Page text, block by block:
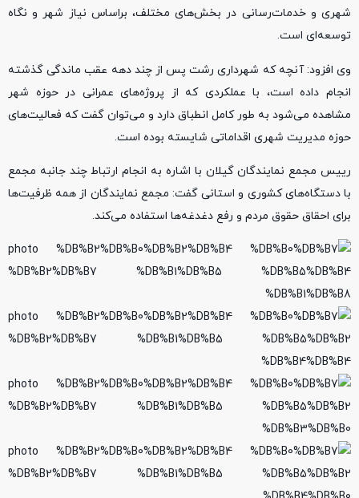
شهری و خدمات‌رسانی در بخش‌های مختلف، براساس نیاز شهر و نگاه
توسعه‌ای است.
وی افزود: آنچه که شهرداری رشت پس از چند دهه عقب ماندگی گذشته
انجام داده است، با عملکردی که از پروژه‌های عمرانی در حوزه شهر
مشاهده می‌شود به طور کامل انطباق دارد و می‌توان گفت که فعالیت‌های
حوزه مدیریت شهری اقداماتی شایسته بوده است.
رییس مجمع نمایندگان گیلان با اشاره به انجام ارتباط چند جانبه مجمع
با دستگاه‌های کشوری و استانی گفت: مجمع نمایندگان از همه ظرفیت‌ها
برای احقاق حقوق مردم و رفع دغدغه‌ها استفاده می‌کند.